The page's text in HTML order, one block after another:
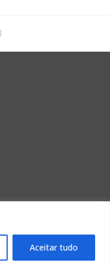
Aceitar tudo